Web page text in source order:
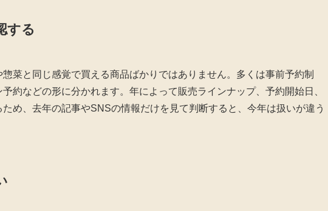
する
菜と同じ感覚で買える商品ばかりではありません。多くは事前予約制
約などの形に分かれます。年によって販売ラインナップ、予約開始日、
め、去年の記事やSNSの情報だけを見て判断すると、今年は扱いが違う